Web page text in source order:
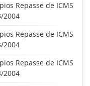
Repasse de ICMS
2004
Repasse de ICMS
2004
Repasse de ICMS
2004